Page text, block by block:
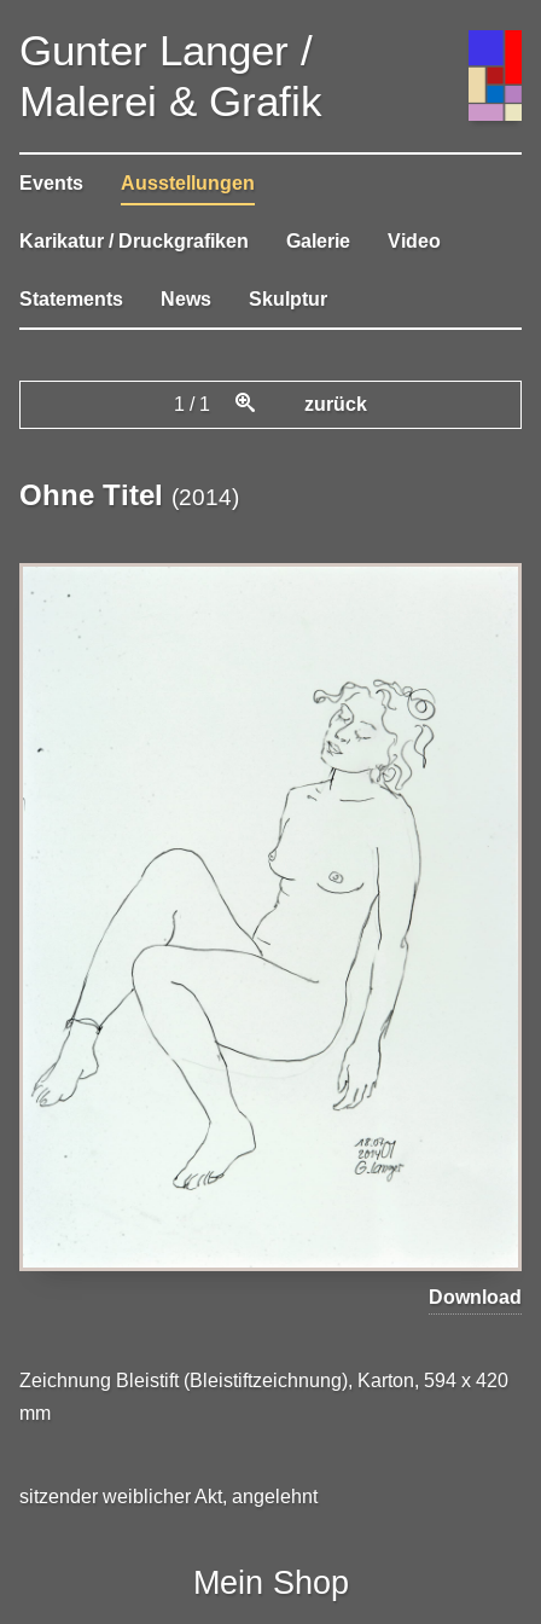
Gunter Langer /
Malerei & Grafik
Events Ausstellungen
Karikatur / Druckgrafiken Galerie Video
Statements News Skulptur
1 / 1 zurück
Ohne Titel (2014)
Download
Zeichnung Bleistift (Bleistiftzeichnung), Karton, 594 x 420
mm
sitzender weiblicher Akt, angelehnt
Mein Shop